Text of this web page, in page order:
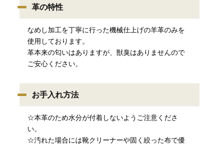
革の特性
なめし加工を丁寧に行った機械仕上げの羊革のみを
使用しております。
革本来の匂いはありますが、獣臭はありませんので
ご安心ください。
お手入れ方法
☆本革のため水分が付着しないようご注意くださ
い。
☆汚れた場合には靴クリーナーや固く絞った布で優